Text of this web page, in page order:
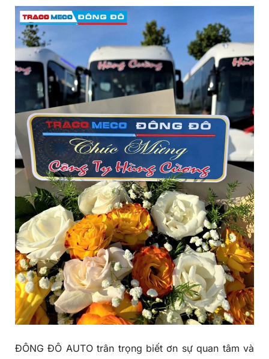
ĐÔNG ĐÔ AUTO trân trọng biết ơn sự quan tâm và